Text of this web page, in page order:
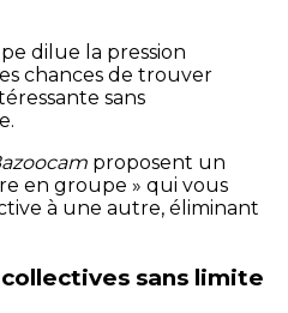
dilue la pression
chances de trouver
sans
proposent un
en groupe » qui vous
à une autre, éliminant
sans limite